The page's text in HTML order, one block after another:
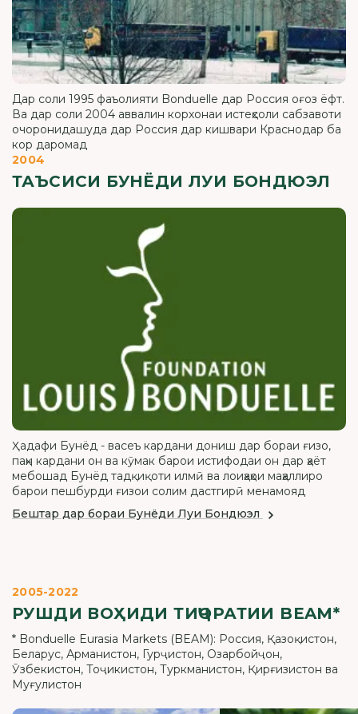
Дар соли 1995 фаъолияти Bonduelle дар Россия оғоз ёфт.
Ва дар соли 2004 аввалин корхонаи истеҳсоли сабзавоти
очоронидашуда дар Россия дар кишвари Краснодар ба
кор даромад
2004
ТАЪСИСИ БУНЁДИ ЛУИ БОНДЮЭЛ
Ҳадафи Бунёд - васеъ кардани дониш дар бораи ғизо,
паҳн кардани он ва кӯмак барои истифодаи он дар ҳаёт
мебошад Бунёд тадқиқоти илмӣ ва лоиҳаҳои маҳаллиро
барои пешбурди ғизои солим дастгирӣ менамояд
Бештар дар бораи Бунёди Луи Бондюэл
2005-2022
РУШДИ ВОҲИДИ ТИҶОРАТИИ BEAM*
* Bonduelle Eurasia Markets (BEAM): Россия, Қазоқистон,
Беларус, Арманистон, Гурҷистон, Озарбойҷон,
Ӯзбекистон, Тоҷикистон, Туркманистон, Қирғизистон ва
Муғулистон